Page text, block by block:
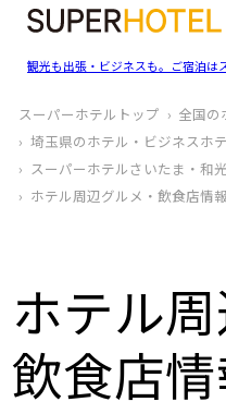
観光も出張・ビジネスも。ご宿泊は
スーパーホテルトップ 全国の
埼玉県のホテル・ビジネスホ
スーパーホテルさいたま・和
ホテル周辺グルメ‧飲食店情報
ホテル
飲食店